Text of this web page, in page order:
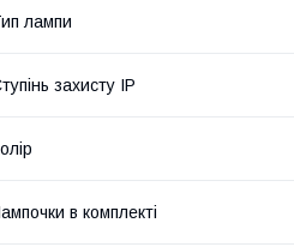
лампи
захисту IP
в комплекті